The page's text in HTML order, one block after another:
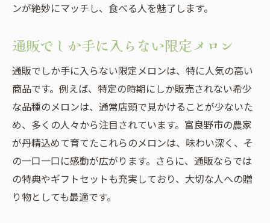
ンが絶妙にマッチし、食べる人を魅了します。
通販でしか手に入らない限定メロン
通販でしか手に入らない限定メロンは、特に人気の高い
商品です。例えば、特定の時期にしか販売されない希少
な品種のメロンは、通常店頭で見かけることが少ないた
め、多くの人々から注目されています。富良野市の農家
が丹精込めて育てたこれらのメロンは、味わい深く、そ
の一口一口に感動が広がります。さらに、通販ならでは
の特典やギフトセットも充実しており、大切な人への贈
り物としても最適です。